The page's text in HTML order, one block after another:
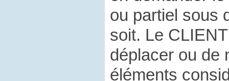
ou partiel sous
soit. Le
déplacer ou de
éléments